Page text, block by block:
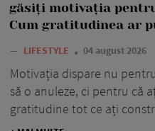
găsiți motivația
Cum gratitudinea ar
— LIFESTYLE 04 august 2026
Motivația dispare nu
să o anuleze, ci pentru că
gratitudine tot ce ați